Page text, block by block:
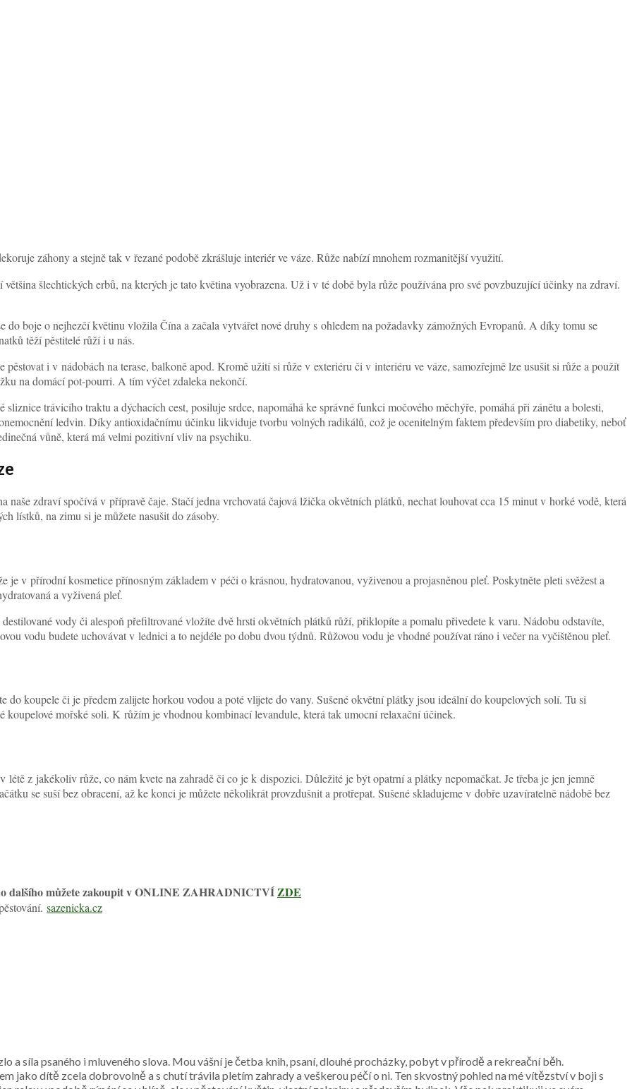
záhony a stejně tak v řezané podobě zkrášluje interiér ve váze. Růže nabízí mnohem rozmanitější využití.
šlechtických erbů, na kterých je tato květina vyobrazena. Už i v té době byla růže používána pro své povzbuzující účinky na zdraví.
boje o nejhezčí květinu vložila Čína a začala vytvářet nové druhy s ohledem na požadavky zámožných Evropanů. A díky tomu se
těží pěstitelé růží i u nás.
i v nádobách na terase, balkoně apod. Kromě užití si růže v exteriéru či v interiéru ve váze, samozřejmě lze usušit si růže a použít
na domácí pot-pourri. A tím výčet zdaleka nekončí.
trávicího traktu a dýchacích cest, posiluje srdce, napomáhá ke správné funkci močového měchýře, pomáhá při zánětu a bolesti,
ledvin. Díky antioxidačnímu účinku likviduje tvorbu volných radikálů, což je ocenitelným faktem především pro diabetiky, neboť
vůně, která má velmi pozitivní vliv na psychiku.
zdraví spočívá v přípravě čaje. Stačí jedna vrchovatá čajová lžička okvětních plátků, nechat louhovat cca 15 minut v horké vodě, která
lístků, na zimu si je můžete nasušit do zásoby.
v přírodní kosmetice přínosným základem v péči o krásnou, hydratovanou, vyživenou a projasněnou pleť. Poskytněte pleti svěžest a
a vyživená pleť.
vody či alespoň přefiltrované vložíte dvě hrsti okvětních plátků růží, přiklopíte a pomalu přivedete k varu. Nádobu odstavíte,
vodu budete uchovávat v lednici a to nejdéle po dobu dvou týdnů. Růžovou vodu je vhodné používat ráno i večer na vyčištěnou pleť.
koupele či je předem zalijete horkou vodou a poté vlijete do vany. Sušené okvětní plátky jsou ideální do koupelových solí. Tu si
mořské soli. K růžím je vhodnou kombinací levandule, která tak umocní relaxační účinek.
z jakékoliv růže, co nám kvete na zahradě či co je k dispozici. Důležité je být opatrní a plátky nepomačkat. Je třeba je jen jemně
se suší bez obracení, až ke konci je můžete několikrát provzdušnit a protřepat. Sušené skladujeme v dobře uzavíratelně nádobě bez
dalšího můžete zakoupit v ONLINE ZAHRADNICTVÍZDE
sazenicka.cz
síla psaného i mluveného slova. Mou vášní je četba knih, psaní, dlouhé procházky, pobyt v přírodě a rekreační běh.
jako dítě zcela dobrovolně a s chutí trávila pletím zahrady a veškerou péčí o ni. Ten skvostný pohled na mé vítězství v boji s